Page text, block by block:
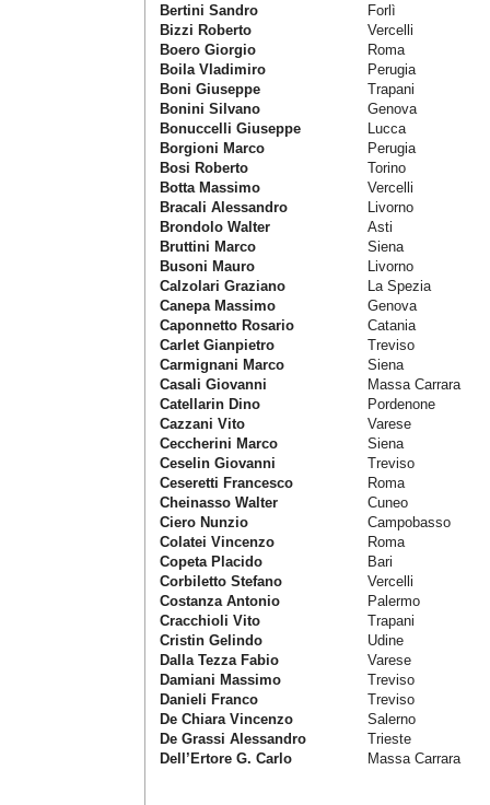
Bertini Sandro
Forlì
Bizzi Roberto
Vercelli
Boero Giorgio
Roma
Boila Vladimiro
Perugia
Boni Giuseppe
Trapani
Bonini Silvano
Genova
Bonuccelli Giuseppe
Lucca
Borgioni Marco
Perugia
Bosi Roberto
Torino
Botta Massimo
Vercelli
Bracali Alessandro
Livorno
Brondolo Walter
Asti
Bruttini Marco
Siena
Busoni Mauro
Livorno
Calzolari Graziano
La Spezia
Canepa Massimo
Genova
Caponnetto Rosario
Catania
Carlet Gianpietro
Treviso
Carmignani Marco
Siena
Casali Giovanni
Massa Carrara
Catellarin Dino
Pordenone
Cazzani Vito
Varese
Ceccherini Marco
Siena
Ceselin Giovanni
Treviso
Ceseretti Francesco
Roma
Cheinasso Walter
Cuneo
Ciero Nunzio
Campobasso
Colatei Vincenzo
Roma
Copeta Placido
Bari
Corbiletto Stefano
Vercelli
Costanza Antonio
Palermo
Cracchioli Vito
Trapani
Cristin Gelindo
Udine
Dalla Tezza Fabio
Varese
Damiani Massimo
Treviso
Danieli Franco
Treviso
De Chiara Vincenzo
Salerno
De Grassi Alessandro
Trieste
Dell’Ertore G. Carlo
Massa Carrara